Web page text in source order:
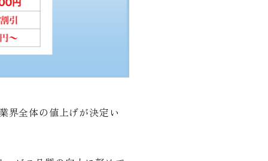
界全体の値上げが決定い